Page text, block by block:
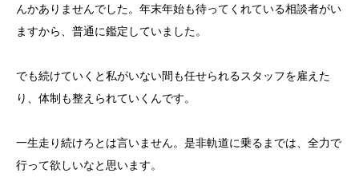
んかありませんでした。年末年始も待ってくれている相談者がい
ますから、普通に鑑定していました。
でも続けていくと私がいない間も任せられるスタッフを雇えた
り、体制も整えられていくんです。
一生走り続けろとは言いません。是非軌道に乗るまでは、全力で
行って欲しいなと思います。